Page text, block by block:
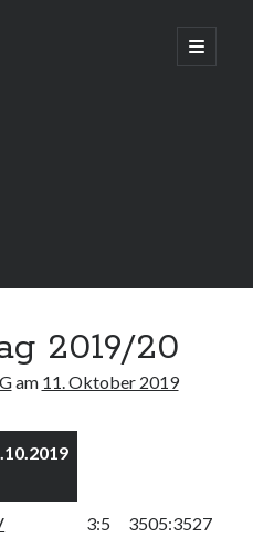
open
primary
Mannschaftsmeister und
in Augsburg!
2019/20
am 11. Oktober 2019
3:5 3505:3527